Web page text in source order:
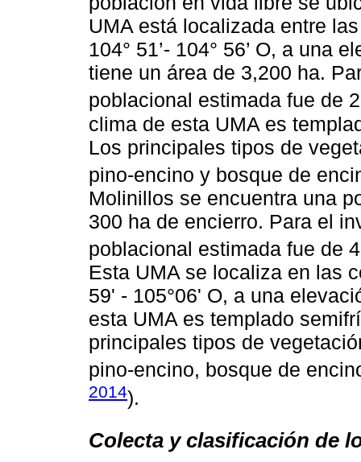
UMA está localizada entre las
104° 51’- 104° 56’ O, a una
tiene un área de 3,200 ha.
poblacional estimada fue de
clima de esta UMA es
Los principales tipos de
pino-encino y bosque de
Molinillos se encuentra una
300 ha de encierro. Para el
poblacional estimada fue de
Esta UMA se localiza en las
59' - 105°06' O, a una
esta UMA es templado
principales tipos de
pino-encino, bosque de
2014).
Colecta y clasificación de